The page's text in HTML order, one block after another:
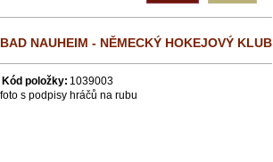
BAD NAUHEIM - NĚMECKÝ HOKEJOVÝ KLUB
Kód položky: 1039003
foto s podpisy hráčů na rubu